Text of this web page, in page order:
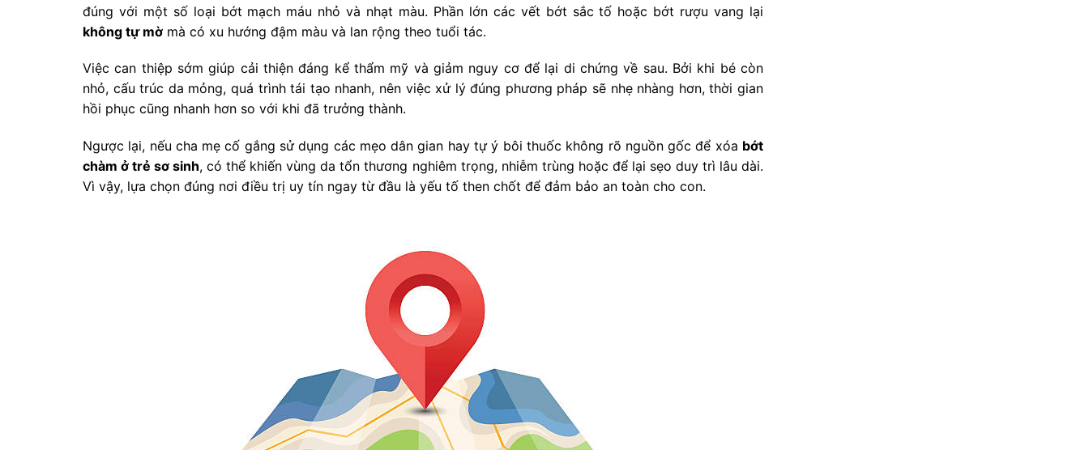
đúng với một số loại bớt mạch máu nhỏ và nhạt màu. Phần lớn các vết bớt sắc tố hoặc bớt rượu vang lại
không tự mờ mà có xu hướng đậm màu và lan rộng theo tuổi tác.
Việc can thiệp sớm giúp cải thiện đáng kể thẩm mỹ và giảm nguy cơ để lại di chứng về sau. Bởi khi bé còn
nhỏ, cấu trúc da mỏng, quá trình tái tạo nhanh, nên việc xử lý đúng phương pháp sẽ nhẹ nhàng hơn, thời gian
hồi phục cũng nhanh hơn so với khi đã trưởng thành.
Ngược lại, nếu cha mẹ cố gắng sử dụng các mẹo dân gian hay tự ý bôi thuốc không rõ nguồn gốc để xóa bớt
chàm ở trẻ sơ sinh, có thể khiến vùng da tổn thương nghiêm trọng, nhiễm trùng hoặc để lại sẹo duy trì lâu dài.
Vì vậy, lựa chọn đúng nơi điều trị uy tín ngay từ đầu là yếu tố then chốt để đảm bảo an toàn cho con.